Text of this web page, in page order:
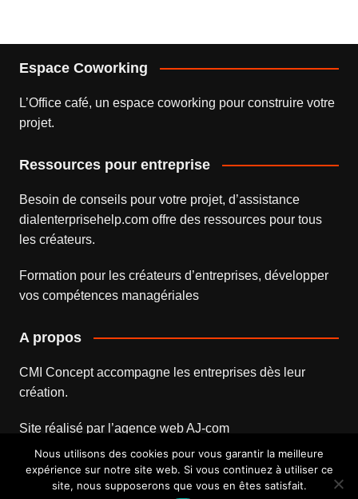
Espace Coworking
L’Office café, un espace coworking pour construire votre
projet.
Ressources pour entreprise
Besoin de conseils pour votre projet, d’assistance
dialenterprisehelp.comoffre des ressources pour tous
les créateurs.
Formation pour les créateurs d’entreprises, développer
vos compétences managériales
A propos
CMI Concept accompagne les entreprises dès leur
création.
Site réalisé par l’agence webAJ-com
Nous utilisons des cookies pour vous garantir la meilleure
expérience sur notre site web. Si vous continuez à utiliser ce
site, nous supposerons que vous en êtes satisfait.